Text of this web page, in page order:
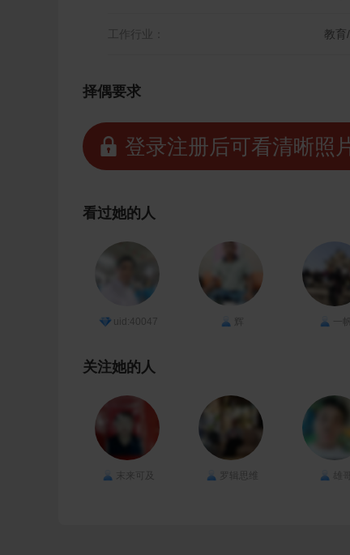
工作行业： 教育/
择偶要求
 登录注册后可看清晰照
看过她的人
uid:40047 辉 一帆
关注她的人
末来可及 罗辑思维